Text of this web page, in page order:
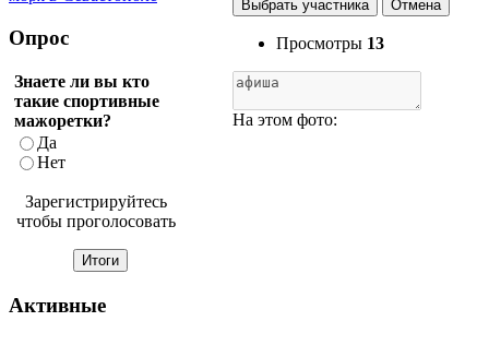
Выбрать участника Отмена
Просмотры 13
На этом фото:
Опрос
Знаете ли вы кто
такие спортивные
мажоретки?
Да
Нет
Зарегистрируйтесь
чтобы проголосовать
Активные